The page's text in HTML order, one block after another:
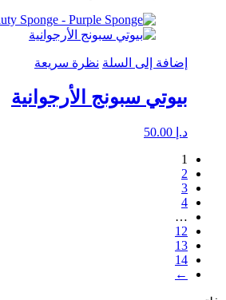
إضافة إلى السلة نظرة سريعة
بيوتي سبونج الأرجوانية
د.إ
1
2
3
4
…
12
13
14
←